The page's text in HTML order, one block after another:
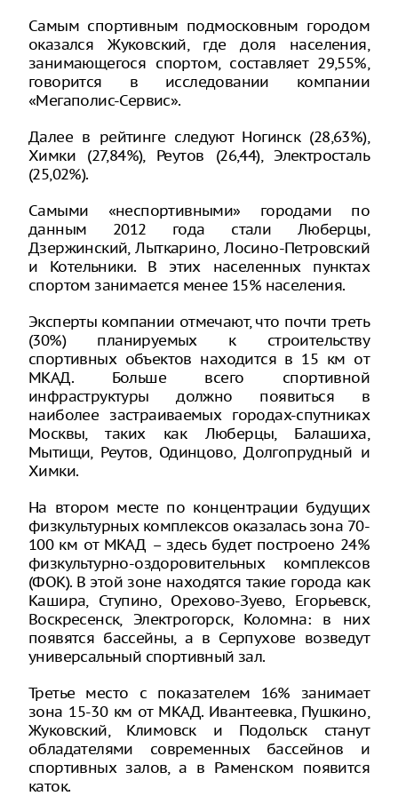
Самым спортивным подмосковным городом
оказался Жуковский, где доля населения,
занимающегося спортом, составляет 29,55%,
говорится в исследовании компании
«Мегаполис-Сервис».
Далее в рейтинге следуют Ногинск (28,63%),
Химки (27,84%), Реутов (26,44), Электросталь
(25,02%).
Самыми «неспортивными» городами по
данным 2012 года стали Люберцы,
Дзержинский, Лыткарино, Лосино-Петровский
и Котельники. В этих населенных пунктах
спортом занимается менее 15% населения.
Эксперты компании отмечают, что почти треть
(30%) планируемых к строительству
спортивных объектов находится в 15 км от
МКАД. Больше всего спортивной
инфраструктуры должно появиться в
наиболее застраиваемых городах-спутниках
Москвы, таких как Люберцы, Балашиха,
Мытищи, Реутов, Одинцово, Долгопрудный и
Химки.
На втором месте по концентрации будущих
физкультурных комплексов оказалась зона 70-
100 км от МКАД – здесь будет построено 24%
физкультурно-оздоровительных комплексов
(ФОК). В этой зоне находятся такие города как
Кашира, Ступино, Орехово-Зуево, Егорьевск,
Воскресенск, Электрогорск, Коломна: в них
появятся бассейны, а в Серпухове возведут
универсальный спортивный зал.
Третье место с показателем 16% занимает
зона 15-30 км от МКАД. Ивантеевка, Пушкино,
Жуковский, Климовск и Подольск станут
обладателями современных бассейнов и
спортивных залов, а в Раменском появится
каток.